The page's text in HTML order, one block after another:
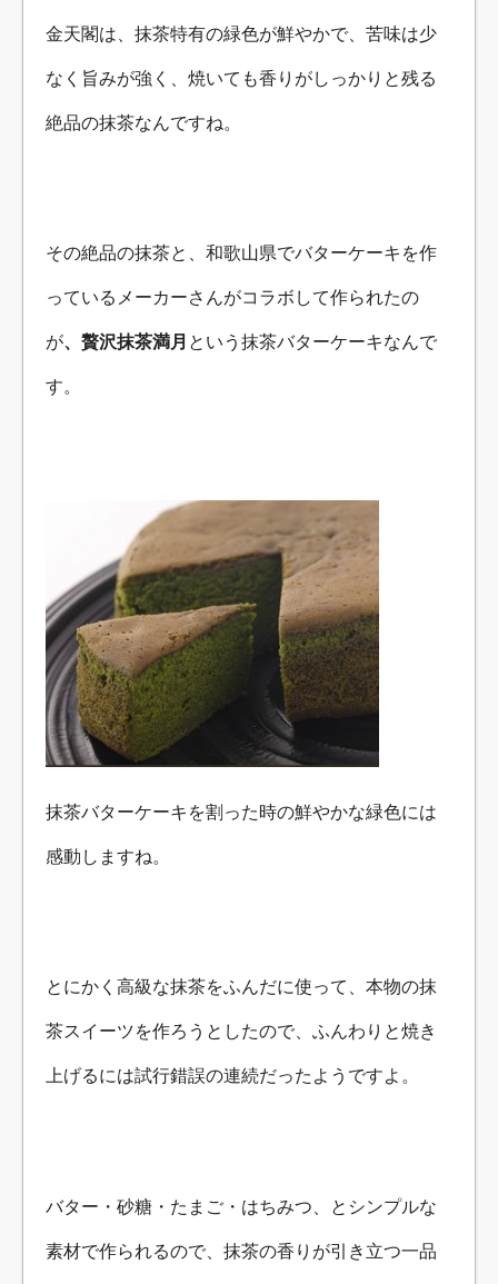
金天閣は、抹茶特有の緑色が鮮やかで、苦味は少
なく旨みが強く、焼いても香りがしっかりと残る
絶品の抹茶なんですね。
その絶品の抹茶と、和歌山県でバターケーキを作
っているメーカーさんがコラボして作られたの
が、贅沢抹茶満月 という抹茶バターケーキなんで
す。
抹茶バターケーキを割った時の鮮やかな緑色には
感動しますね。
とにかく高級な抹茶をふんだに使って、本物の抹
茶スイーツを作ろうとしたので、ふんわりと焼き
上げるには試行錯誤の連続だったようですよ。
バター・砂糖・たまご・はちみつ、とシンプルな
素材で作られるので、抹茶の香りが引き立つ一品